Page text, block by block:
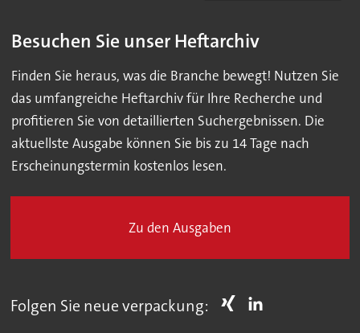
Besuchen Sie unser Heftarchiv
Finden Sie heraus, was die Branche bewegt! Nutzen Sie
das umfangreiche Heftarchiv für Ihre Recherche und
profitieren Sie von detaillierten Suchergebnissen. Die
aktuellste Ausgabe können Sie bis zu 14 Tage nach
Erscheinungstermin kostenlos lesen.
Zu den Ausgaben
Folgen Sie neue verpackung: